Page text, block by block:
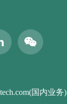
国内业务)